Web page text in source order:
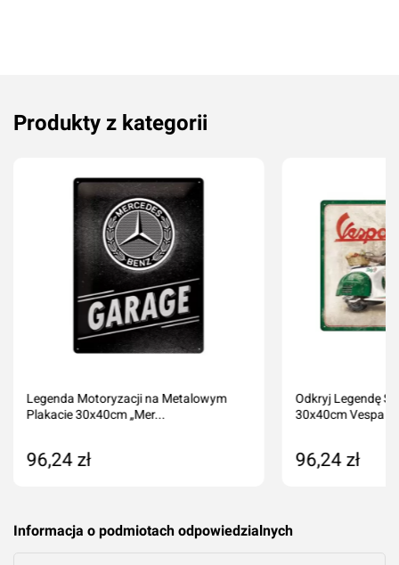
Produkty z kategorii
Legenda Motoryzacji na Metalowym
Plakacie 30x40cm „Mer...
96,24 zł
Odkryj Legendę
30x40cm Vespa
96,24 zł
Informacja o podmiotach odpowiedzialnych